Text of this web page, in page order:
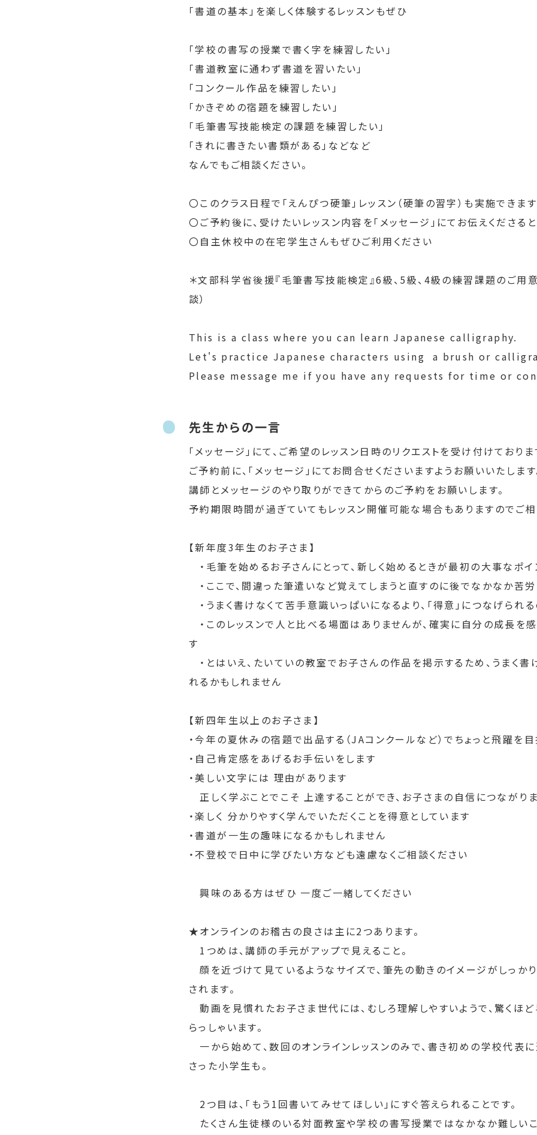
「書道の基本」を楽しく体験するレッスンもぜひ
「学校の書写の授業で書く字を練習したい」
「書道教室に通わず書道を習いたい」
「コンクール作品を練習したい」
「かきぞめの宿題を練習したい」
「毛筆書写技能検定の課題を練習したい」
「きれに書きたい書類がある」などなど
なんでもご相談ください。
〇このクラス日程で「えんぴつ硬筆」レッスン（硬筆の習字）も実施できま
〇ご予約後に、受けたいレッスン内容を「メッセージ」にてお伝えくださる
〇自主休校中の在宅学生さんもぜひご利用ください
＊文部科学省後援『毛筆書写技能検定』6級、5級、4級の練習課題のご用
談）
This is a class where you can learn Japanese calligraphy.
Let's practice Japanese characters using  a brush or
Please message me if you have any requests for time or
先生からの一言
「メッセージ」にて、ご希望のレッスン日時のリクエストを受け付けておりま
ご予約前に、「メッセージ」にてお問合せくださいますようお願いいたします
講師とメッセージのやり取りができてからのご予約をお願いします。
予約期限時間が過ぎていてもレッスン開催可能な場合もありますのでご相
【新年度3年生のお子さま】
・毛筆を始めるお子さんにとって、新しく始めるときが最初の大事なポイ
・ここで、間違った筆遣いなど覚えてしまうと直すのに後でなかなか苦
・うまく書けなくて苦手意識いっぱいになるより、「得意」につなげられ
・このレッスンで人と比べる場面はありませんが、確実に自分の成長を
す
・とはいえ、たいていの教室でお子さんの作品を掲示するため、うまく
れるかもしれません
【新四年生以上のお子さま】
・今年の夏休みの宿題で出品する（JAコンクールなど）でちょっと飛躍を
・自己肯定感をあげるお手伝いをします
・美しい文字には 理由があります
正しく学ぶことでこそ 上達することができ、お子さまの自信につながり
・楽しく 分かりやすく学んでいただくことを得意としています
・書道が一生の趣味になるかもしれません
・不登校で日中に学びたい方なども遠慮なくご相談ください
興味のある方はぜひ 一度ご一緒してください
★オンラインのお稽古の良さは主に2つあります。
1つめは、講師の手元がアップで見えること。
顔を近づけて見ているようなサイズで、筆先の動きのイメージがしっか
されます。
動画を見慣れたお子さま世代には、むしろ理解しやすいようで、驚くほ
らっしゃいます。
一から始めて、数回のオンラインレッスンのみで、書き初めの学校代表
さった小学生も。
2つ目は、「もう1回書いてみせてほしい」にすぐ答えられることです。
たくさん生徒様のいる対面教室や学校の書写授業ではなかなか難しいこ